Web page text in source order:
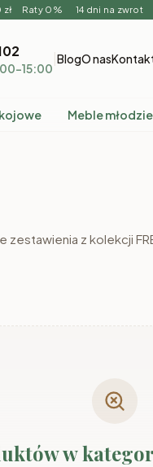
zł Raty 0% 14 dni na zwrot
BlogO nas
Meble
z kolekcji
w